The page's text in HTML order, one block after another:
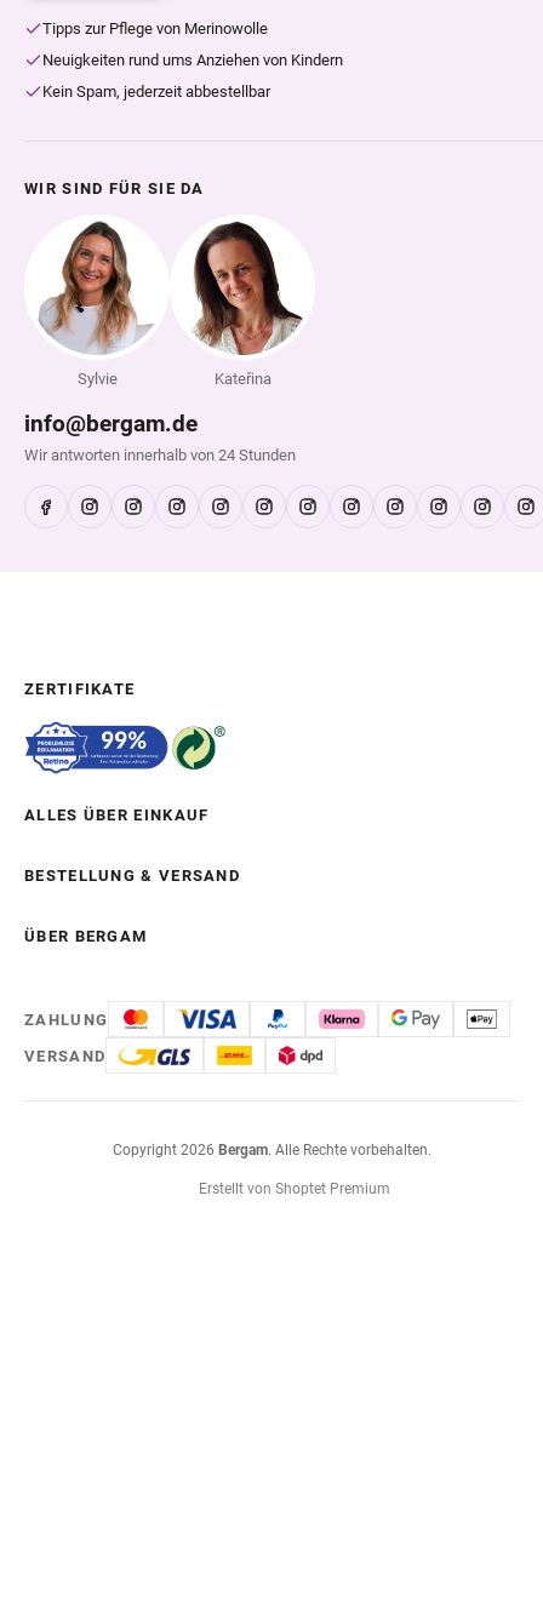
Tipps zur Pflege von Merinowolle
Neuigkeiten rund ums Anziehen von Kindern
Kein Spam, jederzeit abbestellbar
WIR SIND FÜR SIE DA
Sylvie Kateřina
info@bergam.de
Wir antworten innerhalb von 24 Stunden
ZERTIFIKATE
ALLES ÜBER EINKAUF
BESTELLUNG & VERSAND
ÜBER BERGAM
ZAHLUNG
VERSAND
Erstellt von Shoptet Premium
Copyright 2026 Bergam. Alle Rechte vorbehalten.